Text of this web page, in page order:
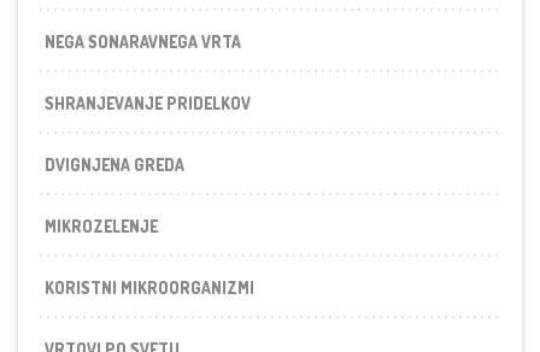
NEGA SONARAVNEGA VRTA
SHRANJEVANJE PRIDELKOV
DVIGNJENA GREDA
MIKROZELENJE
KORISTNI MIKROORGANIZMI